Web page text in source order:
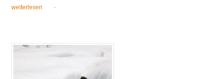
weiterlesen ·